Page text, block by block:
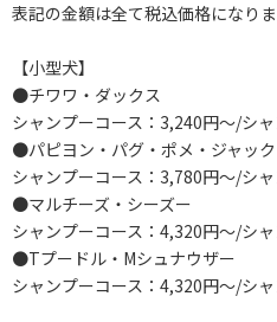
表記の金額は全て税込価格になりま
【小型犬】
●チワワ・ダックス
シャンプーコース：3,240円～/シ
●パピヨン・パグ・ポメ・ジャッ
シャンプーコース：3,780円～/シ
●マルチーズ・シーズー
シャンプーコース：4,320円～/シ
●Tプードル・Mシュナウザー
シャンプーコース：4,320円～/シ